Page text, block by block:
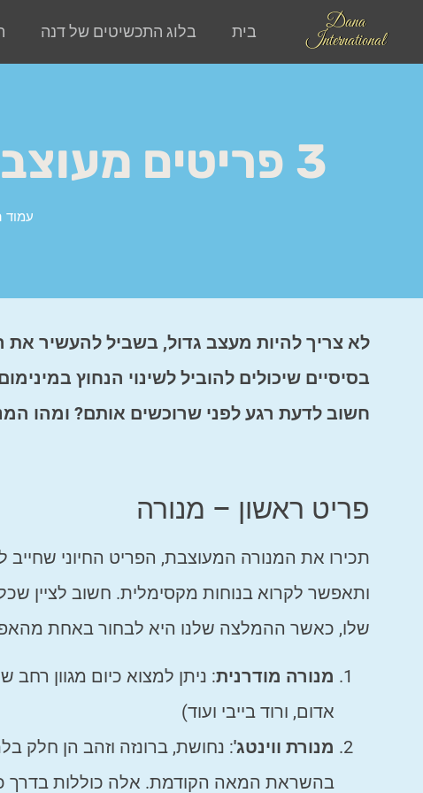
Dana
International
בית בלוג התכשיטים של דנה
3 פריטים מעוצבים להעשרת מראה שולחן הקריאה
עמוד
בסיסיים שיכולים להוביל לשינוי הנחוץ
חשוב לדעת רגע לפני שרוכשים אותם? ומהו
פריט ראשון – מנורה
תכירו את המנורה המעוצבת, הפריט החיוני
ותאפשר לקרוא בנוחות מקסימלית. חשוב לציין
שלו, כאשר ההמלצה שלנו היא לבחור באחת
מנורה מודרנית: ניתן למצוא כיום מגוון
אדום, ורוד בייבי ועוד)
מנורת ווינטג': נחושת, ברונזה וזהב הן חלק
בהשראת המאה הקודמת. אלה כוללות בדרך